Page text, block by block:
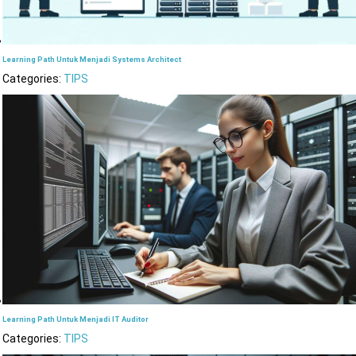
Learning Path Untuk Menjadi Systems Architect
Categories: TIPS
Learning Path Untuk Menjadi IT Auditor
Categories: TIPS